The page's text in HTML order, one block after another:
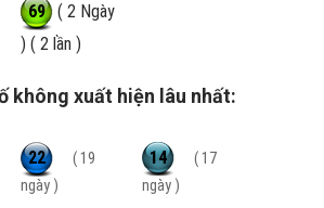
69 ( 2 Ngày
) ( 2 lần )
không xuất hiện lâu nhất:
22
( 19
ngày )
14 ( 17
ngày )